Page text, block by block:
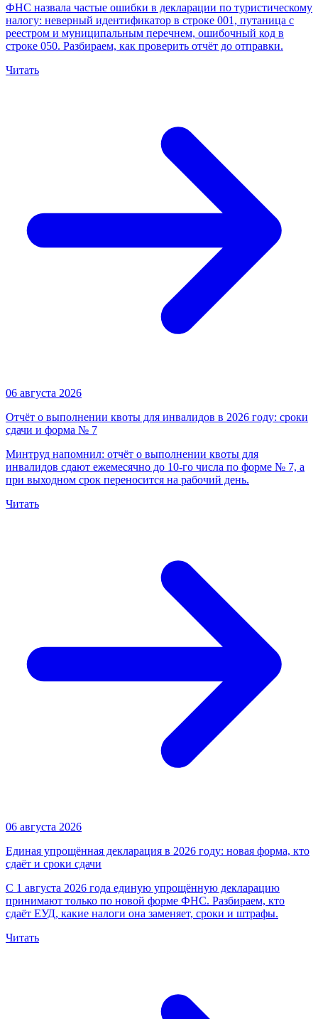
ФНС назвала частые ошибки в декларации по туристическому
налогу: неверный идентификатор в строке 001, путаница с
реестром и муниципальным перечнем, ошибочный код в
строке 050. Разбираем, как проверить отчёт до отправки.
Читать
06 августа 2026
Отчёт о выполнении квоты для инвалидов в 2026 году: сроки
сдачи и форма № 7
Минтруд напомнил: отчёт о выполнении квоты для
инвалидов сдают ежемесячно до 10-го числа по форме № 7, а
при выходном срок переносится на рабочий день.
Читать
06 августа 2026
Единая упрощённая декларация в 2026 году: новая форма, кто
сдаёт и сроки сдачи
С 1 августа 2026 года единую упрощённую декларацию
принимают только по новой форме ФНС. Разбираем, кто
сдаёт ЕУД, какие налоги она заменяет, сроки и штрафы.
Читать